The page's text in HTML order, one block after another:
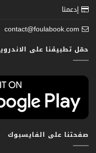
إدعمنا
contact@foulabook.com
حمّل تطبيقنا على
صفحتنا على الفايسبوك